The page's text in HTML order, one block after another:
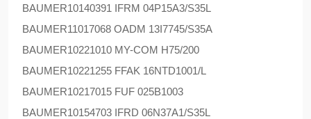
BAUMER10140391 IFRM 04P15A3/S35L
BAUMER11017068 OADM 13I7745/S35A
BAUMER10221010 MY-COM H75/200
BAUMER10221255 FFAK 16NTD1001/L
BAUMER10217015 FUF 025B1003
BAUMER10154703 IFRD 06N37A1/S35L